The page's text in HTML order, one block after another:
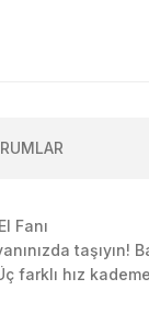
Fanı
taşıyın!
farklı hız